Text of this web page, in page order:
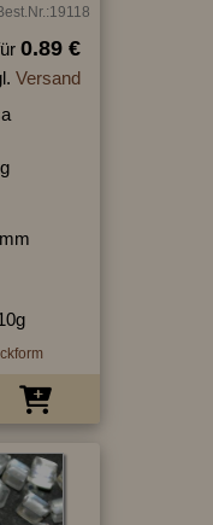
0.89 €
Versand